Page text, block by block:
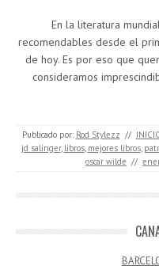
En la literatura
recomendables desde el
de hoy. Es por eso que
consideramos
Publicado por: Rod Stylezz //
jd salinger, libros, mejores libros,
oscar wilde //